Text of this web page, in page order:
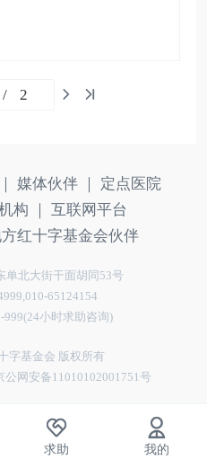
/ 2
媒体伙伴 ｜
定点医院
构 ｜
互联网平台
红十字基金会伙伴
单北大街干面胡同53号
65124154
999(24小时求助咨询)
字基金会 版权所有
公网安备11010102001751号
求助 我的